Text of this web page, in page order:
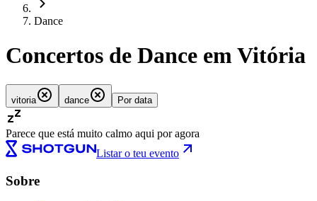
Dance
Concertos de Dance em Vitória
vitoria dance Por data
Parece que está muito calmo aqui por agora
Listar o teu evento
Sobre